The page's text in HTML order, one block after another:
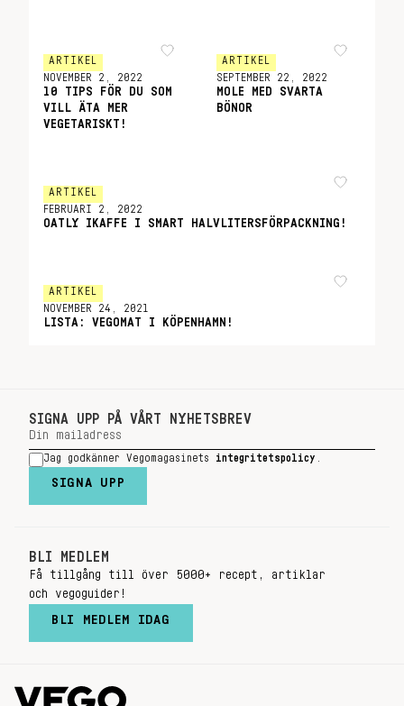
ARTIKEL
NOVEMBER 2, 2022
10 TIPS FÖR DU SOM
VILL ÄTA MER
VEGETARISKT!
ARTIKEL
SEPTEMBER 22, 2022
MOLE MED SVARTA
BÖNOR
ARTIKEL
FEBRUARI 2, 2022
OATLY IKAFFE I SMART HALVLITERSFÖRPACKNING!
ARTIKEL
NOVEMBER 24, 2021
LISTA: VEGOMAT I KÖPENHAMN!
SIGNA UPP PÅ VÅRT NYHETSBREV
Jag godkänner Vegomagasinets integritetspolicy
SIGNA UPP
BLI MEDLEM
Få tillgång till över 5000+ recept, artiklar
och vegoguider!
BLI MEDLEM IDAG